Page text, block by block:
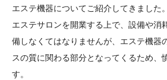
エステ機器についてご紹介してきました。
エステサロンを開業する上で、設備や消
備しなくてはなりませんが、エステ機器
スの質に関わる部分となってくるため、
す。